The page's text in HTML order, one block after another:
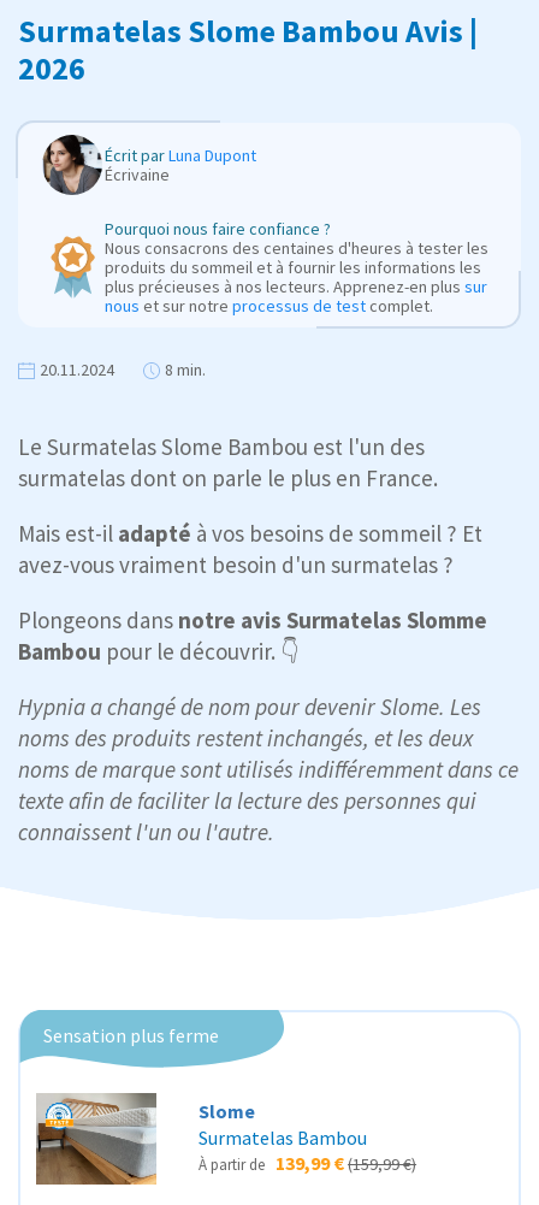
Surmatelas Slome Bambou Avis |
2026
Écrit parLuna Dupont
Écrivaine
Pourquoi nous faire confiance ?
Nous consacrons des centaines d'heures à tester les
produits du sommeil et à fournir les informations les
plus précieuses à nos lecteurs. Apprenez-en plus sur
nous et sur notre processus de testcomplet.
20.11.2024 8 min.
Le Surmatelas Slome Bambou est l'un des
surmatelas dont on parle le plus en France.
Mais est-il adapté à vos besoins de sommeil ? Et
avez-vous vraiment besoin d'un surmatelas ?
Plongeons dans notre avis Surmatelas Slomme
Bambou pour le découvrir. 👇
Hypnia a changé de nom pour devenir Slome. Les
noms des produits restent inchangés, et les deux
noms de marque sont utilisés indifféremment dans ce
texte afin de faciliter la lecture des personnes qui
connaissent l'un ou l'autre.
Sensation plus ferme
Slome
Surmatelas Bambou
À partir de 139,99 €(159,99 €)